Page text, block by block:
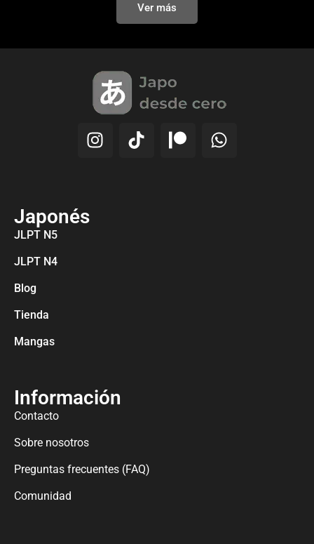
Ver más
Japonés
JLPT N5
JLPT N4
Blog
Tienda
Mangas
Información
Contacto
Sobre nosotros
Preguntas frecuentes (FAQ)
Comunidad